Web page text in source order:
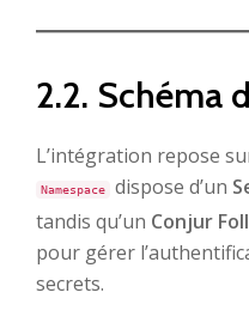
2.2. Schéma
L’intégration repose
Namespace dispose d’un
tandis qu’un Conjur
pour gérer
secrets.